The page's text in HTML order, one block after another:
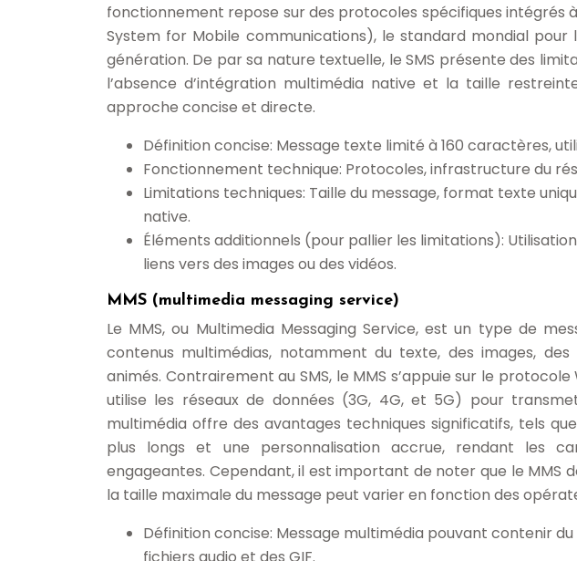
fonctionnement repose sur des protocoles spécifiques intégrés
System for Mobile communications), le standard mondial
génération. De par sa nature textuelle, le SMS présente des
l’absence d’intégration multimédia native et la taille
approche concise et directe.
Définition concise: Message texte limité à 160 caractères,
Fonctionnement technique: Protocoles, infrastructure du
Limitations techniques: Taille du message, format texte
native.
Éléments additionnels (pour pallier les limitations):
liens vers des images ou des vidéos.
MMS (multimedia messaging service)
Le MMS, ou Multimedia Messaging Service, est un type de
contenus multimédias, notamment du texte, des images,
animés. Contrairement au SMS, le MMS s’appuie sur le
utilise les réseaux de données (3G, 4G, et 5G) pour
multimédia offre des avantages techniques significatifs, tels
plus longs et une personnalisation accrue, rendant les
engageantes. Cependant, il est important de noter que le MMS
la taille maximale du message peut varier en fonction des
Définition concise: Message multimédia pouvant contenir du